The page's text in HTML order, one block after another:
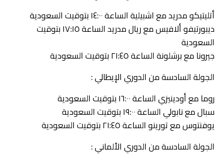
أتليتيكو مدريد مع اشبيلية الساعة ١٤:٠٠ بتوقيت السعودية
ديبورتيفو ألافيس مع ريال مدريد الساعة ١٧:١٥ بتوقيت
السعودية
جيرونا مع برشلونة الساعة ٢١:٤٥ بتوقيت السعودية
الجولة السادسة من الدوري الإيطالي :
روما مع أودينيزي الساعة ١٦:٠٠ بتوقيت السعودية
سبال مع نابولي الساعة ١٩:٠٠ بتوقيت السعودية
يوفنتوس مع تورينو الساعة ٢١:٤٥ بتوقيت السعودية
الجولة السادسة من الدوري الألماني :